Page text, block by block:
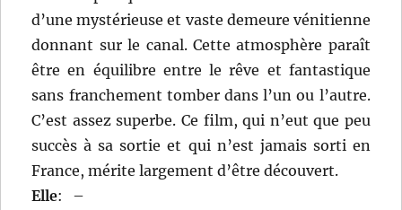
d’une mystérieuse et vaste demeure vénitienne
donnant sur le canal. Cette atmosphère paraît
être en équilibre entre le rêve et fantastique
sans franchement tomber dans l’un ou l’autre.
C’est assez superbe. Ce film, qui n’eut que peu
succès à sa sortie et qui n’est jamais sorti en
France, mérite largement d’être découvert.
Elle:
–